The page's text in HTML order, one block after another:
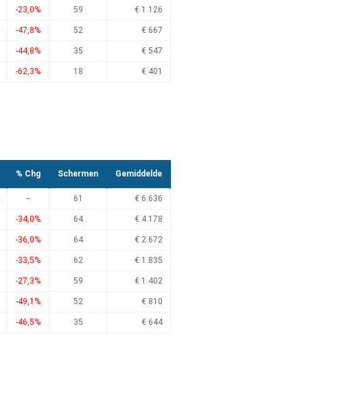
-23,0% 59 € 1.126
-47,8% 52 € 667
-44,8% 35 € 547
-62,3% 18 € 401
% Chg Schermen Gemiddelde
-- 61 € 6.636
-34,0% 64 € 4.178
-36,0% 64 € 2.672
-33,5% 62 € 1.835
-27,3% 59 € 1.402
-49,1% 52 € 810
-46,5% 35 € 644